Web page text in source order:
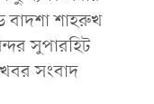
বাদশা শাহরুখ
সুপারহিট
সংবাদ